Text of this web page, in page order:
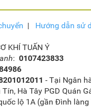
| Hướng dẫn sử
KHÍ TUẤN Ý
: 0107423833
- Tại Ngân
Hà Tây PGD Quán
lộ 1A (gần Đình làng